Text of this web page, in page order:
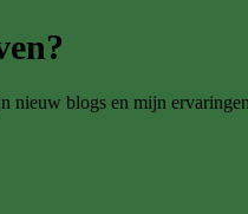
nieuw blogs en mijn